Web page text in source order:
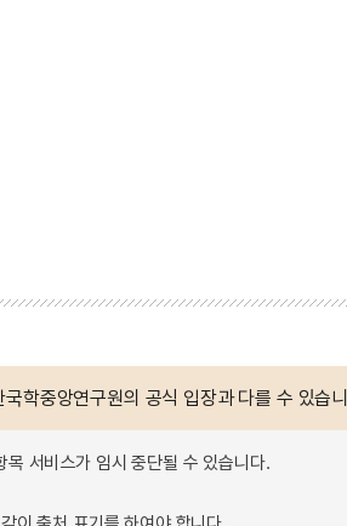
학중앙연구원의 공식 입장과 다를 수 있습
서비스가 임시 중단될 수 있습니다.